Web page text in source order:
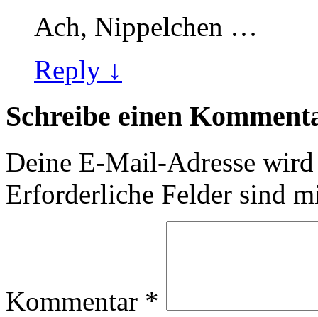
Ach, Nippelchen …
Reply ↓
Schreibe einen
Deine E-Mail-Adresse
Erforderliche Felder sind
Kommentar *